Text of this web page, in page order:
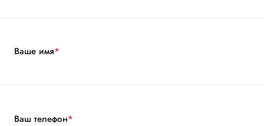
Ваше имя*
Ваш телефон*